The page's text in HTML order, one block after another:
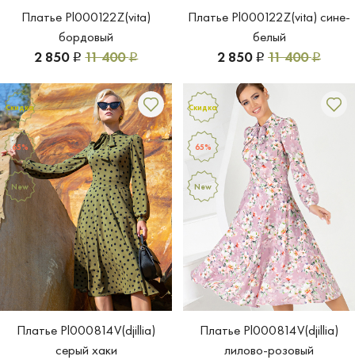
Платье Pl000122Z(vita)
бордовый
2 850 Р 11 400Р
Платье Pl000122Z(vita) сине-
белый
2 850 Р 11 400Р
Платье Pl000814V(djillia)
серый хаки
Скидка
65%
New
Платье Pl000814V(djillia)
лилово-розовый
Скидка
65%
New